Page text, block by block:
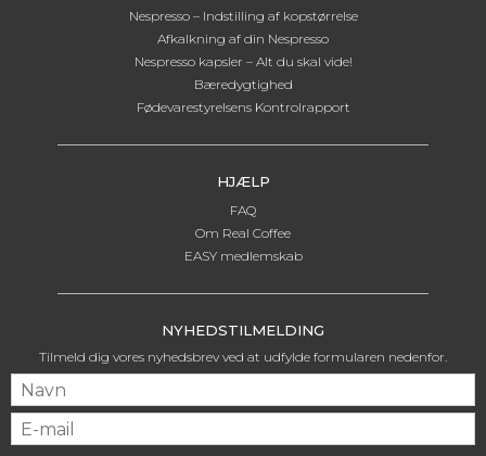
Nespresso – Indstilling af kopstørrelse
Afkalkning af din Nespresso
Nespresso kapsler – Alt du skal vide!
Bæredygtighed
Fødevarestyrelsens Kontrolrapport
HJÆLP
FAQ
Om Real Coffee
EASY medlemskab
NYHEDSTILMELDING
Tilmeld dig vores nyhedsbrev ved at udfylde formularen nedenfor.